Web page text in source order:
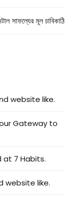
সাফল্যের মূল চাবিকাঠি
website like.
Gateway to
at 7 Habits.
website like.